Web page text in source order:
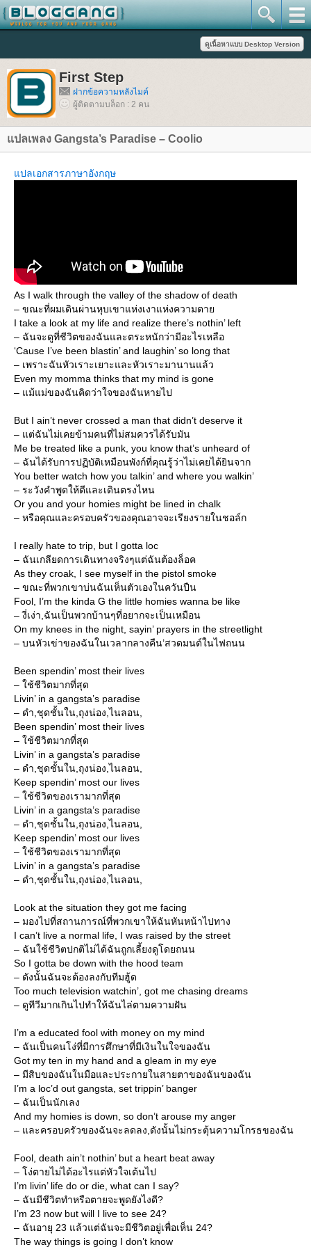
First Step
ฝากข้อความหลังไมค์
ผู้ติดตามบล็อก : 2 คน
ปลเพลง Gangsta’s Paradise – Coolio
ปลเอกสารภาษาอังกฤษ
As I walk through the valley of the shadow of death
– ขณะที่ผมเดินผ่านหุบเขาแห่งเงาแห่งความตา
I take a look at my life and realize there’s nothin’ left
– ฉันจะดูที่ชีวิตของฉันและตระหนักว่ามีอะไรเหลือ
‘Cause I’ve been blastin’ and laughin’ so long that
– เพราะฉันหัวเราะเยาะและหัวเราะมานานแล้ว
Even my momma thinks that my mind is gone
– แม้แม่ของฉันคิดว่าใจของฉันหายไป
But I ain’t never crossed a man that didn’t deserve it
– แต่ฉันไม่เคยข้ามคนที่ไม่สมควรได้รับมัน
Me be treated like a punk, you know that’s unheard of
– ฉันได้รับการปฏิบัติเหมือนพังก์ที่คุณรู้ว่าไม่เคยได้ยินจาก
You better watch how you talkin’ and where you walkin’
– ระวังคำพูดให้ดีและเดินตรงไหน
Or you and your homies might be lined in chalk
– หรือคุณและครอบครัวของคุณอาจจะเรียงรายในชอล์ก
I really hate to trip, but I gotta loc
– ฉันเกลียดการเดินทางจริงๆแต่ฉันต้องล็อค
As they croak, I see myself in the pistol smoke
– ขณะที่พวกเขาบ่นฉันเห็นตัวเองในควันปืน
Fool, I’m the kinda G the little homies wanna be like
– งี่เง่า,ฉันเป็นพวกบ้านๆที่อยากจะเป็นเหมือน
On my knees in the night, sayin’ prayers in the streetlight
– บนหัวเข่าของฉันในเวลากลางคืน’สวดมนต์ในไฟถนน
Been spendin’ most their lives
– ใช้ชีวิตมากที่สุด
Livin’ in a gangsta’s paradise
– ดำ,ชุดชั้นใน,ถุงน่อง,ไนลอน,
Been spendin’ most their lives
– ใช้ชีวิตมากที่สุด
Livin’ in a gangsta’s paradise
– ดำ,ชุดชั้นใน,ถุงน่อง,ไนลอน,
Keep spendin’ most our lives
– ใช้ชีวิตของเรามากที่สุด
Livin’ in a gangsta’s paradise
– ดำ,ชุดชั้นใน,ถุงน่อง,ไนลอน,
Keep spendin’ most our lives
– ใช้ชีวิตของเรามากที่สุด
Livin’ in a gangsta’s paradise
– ดำ,ชุดชั้นใน,ถุงน่อง,ไนลอน,
Look at the situation they got me facing
– มองไปที่สถานการณ์ที่พวกเขาให้ฉันหันหน้าไปทาง
I can’t live a normal life, I was raised by the street
– ฉันใช้ชีวิตปกติไม่ได้ฉันถูกเลี้ยงดูโดยถนน
So I gotta be down with the hood team
– ดังนั้นฉันจะต้องลงกับทีมฮู้ด
Too much television watchin’, got me chasing dreams
– ดูทีวีมากเกินไปทำให้ฉันไล่ตามความฝัน
I’m a educated fool with money on my mind
– ฉันเป็นคนโง่ที่มีการศึกษาที่มีเงินในใจของฉัน
Got my ten in my hand and a gleam in my eye
– มีสิบของฉันในมือและประกายในสายตาของฉันของฉัน
I’m a loc’d out gangsta, set trippin’ banger
– ฉันเป็นนักเลง
And my homies is down, so don’t arouse my anger
– และครอบครัวของฉันจะลดลง,ดังนั้นไม่กระตุ้นความโกรธของฉัน
Fool, death ain’t nothin’ but a heart beat away
– โง่ตายไม่ได้อะไรแต่หัวใจเต้นไป
I’m livin’ life do or die, what can I say?
– ฉันมีชีวิตทำหรือตายจะพูดยังไงดี?
I’m 23 now but will I live to see 24?
– ฉันอายุ 23 แล้วแต่ฉันจะมีชีวิตอยู่เพื่อเห็น 24?
The way things is going I don’t know